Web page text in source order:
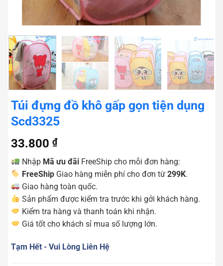
Túi đựng đồ khô gấp gọn tiện dụng
Scd3325
33.800 ₫
Nhập Mã ưu đãi FreeShip cho mỗi đơn hàng:
FreeShip Giao hàng miễn phí cho đơn từ299K.
Giao hàng toàn quốc.
Sản phẩm được kiểm tra trước khi gởi khách hàng.
Kiểm tra hàng và thanh toán khi nhận.
Giá tốt cho khách sỉ mua số lượng lớn.
Tạm Hết - Vui Lòng Liên Hệ